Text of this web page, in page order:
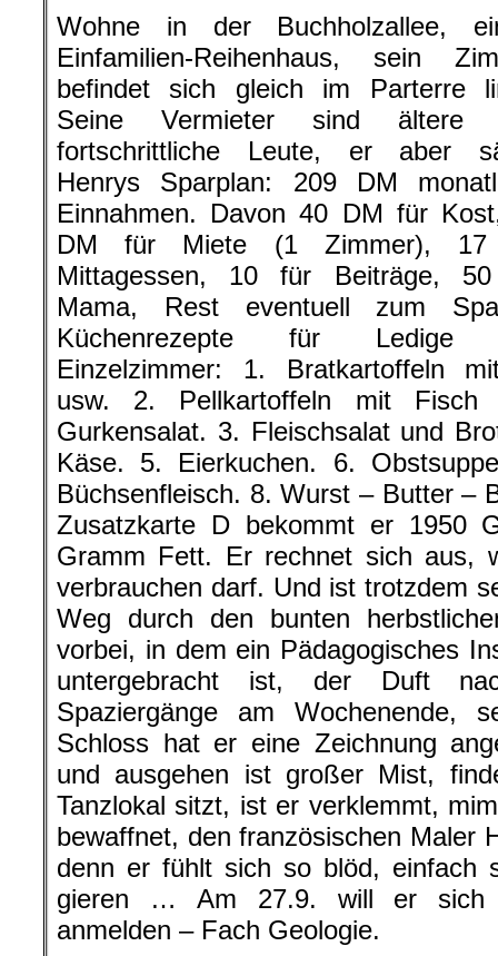
Wohne in der Buchholzallee,
Einfamilien-Reihenhaus, sein
befindet sich gleich im Parterre
Seine Vermieter sind ältere
fortschrittliche Leute, er aber
Henrys Sparplan: 209 DM
Einnahmen. Davon 40 DM für
DM für Miete (1 Zimmer),
Mittagessen, 10 für Beiträge,
Mama, Rest eventuell zum
Küchenrezepte für Ledige
Einzelzimmer: 1. Bratkartoffeln
usw. 2. Pellkartoffeln mit Fisch
Gurkensalat. 3. Fleischsalat und
Käse. 5. Eierkuchen. 6.
Büchsenfleisch. 8. Wurst – Butter –
Zusatzkarte D bekommt er 1950
Gramm Fett. Er rechnet sich aus,
verbrauchen darf. Und ist trotzdem
Weg durch den bunten
vorbei, in dem ein Pädagogisches
untergebracht ist, der Duft
Spaziergänge am Wochenende,
Schloss hat er eine Zeichnung
und ausgehen ist großer Mist,
Tanzlokal sitzt, ist er verklemmt,
bewaffnet, den französischen Maler
denn er fühlt sich so blöd, einfach
gieren … Am 27.9. will er sich
anmelden – Fach Geologie.